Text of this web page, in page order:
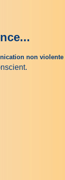
non violente